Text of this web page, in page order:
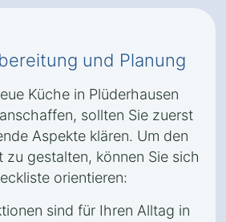
und Planung
Küche in Plüderhausen
sollten Sie zuerst
Aspekte klären. Um den
zu gestalten, können Sie sich
orientieren:
sind für Ihren Alltag in